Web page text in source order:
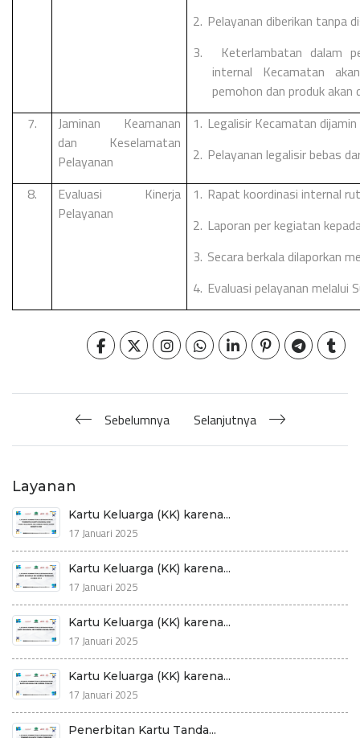
2. Pelayanan diberikan tanpa
3.
Keterlambatan dalam
internal Kecamatan
pemohon dan produk
7.
Jaminan Keamanan
dan Keselamatan
Pelayanan
1. Legalisir Kecamatan
2. Pelayanan legalisir bebas
8.
Evaluasi Kinerja
Pelayanan
1. Rapat koordinasi internal
2. Laporan per kegiatan
3. Secara berkala dilaporkan
4. Evaluasi pelayanan melalui
Sebelumnya Selanjutnya
Layanan
Kartu Keluarga (KK) karena...
17 Januari 2025
Kartu Keluarga (KK) karena...
17 Januari 2025
Kartu Keluarga (KK) karena...
17 Januari 2025
Kartu Keluarga (KK) karena...
17 Januari 2025
Penerbitan Kartu Tanda...